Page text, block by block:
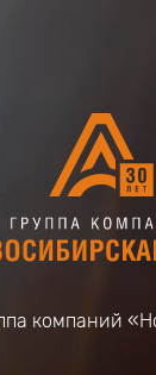
компаний